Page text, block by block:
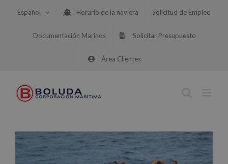
Español Horario de la naviera Solicitud de Empleo
Documentación Marinos Solicitar Presupuesto
Área Clientes